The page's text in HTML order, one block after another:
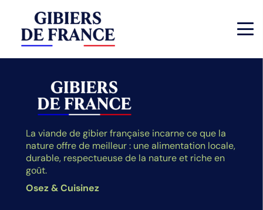
La viande de gibier française incarne ce que la
nature offre de meilleur : une alimentation locale,
durable, respectueuse de la nature et riche en
goût.
Osez & Cuisinez